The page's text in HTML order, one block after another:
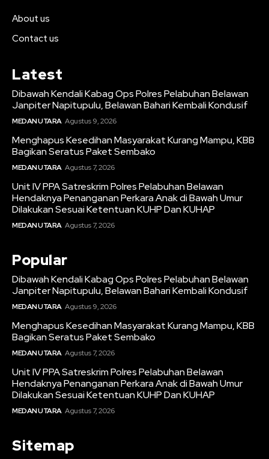
About us
Contact us
Latest
Dibawah Kendali Kabag Ops Polres Pelabuhan Belawan
Janpiter Napitupulu, Belawan Bahari Kembali Kondusif
MEDAN UTARA Agustus 9, 2026
Menghapus Kesedihan Masyarakat Kurang Mampu, KBB
Bagikan Seratus Paket Sembako
MEDAN UTARA Agustus 7, 2026
Unit IV PPA Satreskrim Polres Pelabuhan Belawan
Hendaknya Penanganan Perkara Anak di Bawah Umur
Dilakukan Sesuai Ketentuan KUHP Dan KUHAP
MEDAN UTARA Agustus 7, 2026
Popular
Dibawah Kendali Kabag Ops Polres Pelabuhan Belawan
Janpiter Napitupulu, Belawan Bahari Kembali Kondusif
MEDAN UTARA Agustus 9, 2026
Menghapus Kesedihan Masyarakat Kurang Mampu, KBB
Bagikan Seratus Paket Sembako
MEDAN UTARA Agustus 7, 2026
Unit IV PPA Satreskrim Polres Pelabuhan Belawan
Hendaknya Penanganan Perkara Anak di Bawah Umur
Dilakukan Sesuai Ketentuan KUHP Dan KUHAP
MEDAN UTARA Agustus 7, 2026
Sitemap